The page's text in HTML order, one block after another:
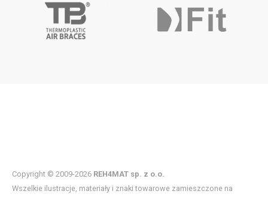
Copyright © 2009-2026 REH4MAT sp. z o.o.
Wszelkie ilustracje, materiały i znaki towarowe zamieszczone na